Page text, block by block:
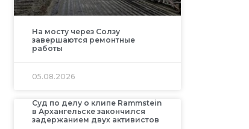
На мосту через Солзу
завершаются ремонтные
работы
05.08.2026
Суд по делу о клипе Rammstein
в Архангельске закончился
задержанием двух активистов